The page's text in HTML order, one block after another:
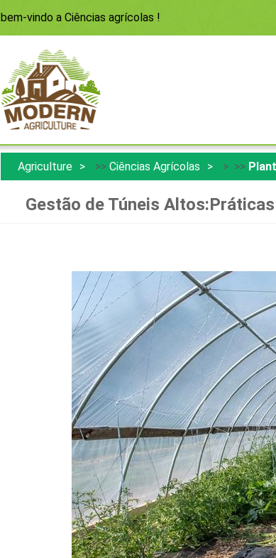
bem-vindo a Ciências agrícolas !
Agriculture >> Ciências Agrícolas > >>
Gestão de Túneis